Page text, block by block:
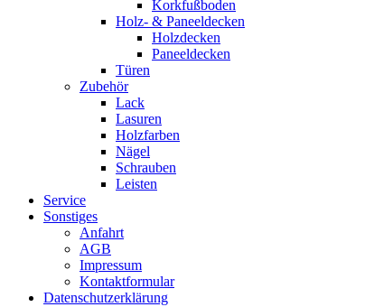
Korkfußboden
Holz- & Paneeldecken
Holzdecken
Paneeldecken
Türen
Zubehör
Lack
Lasuren
Holzfarben
Nägel
Schrauben
Leisten
Service
Sonstiges
Anfahrt
AGB
Impressum
Kontaktformular
Datenschutzerklärung